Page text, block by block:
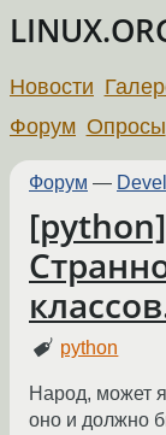
Новости
Форум Опросы
Форум —
python
Народ, может
оно и должно